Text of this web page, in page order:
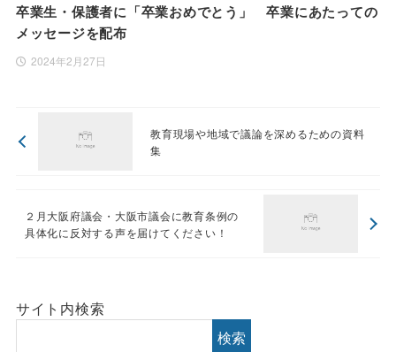
卒業生・保護者に「卒業おめでとう」 卒業にあたっての
メッセージを配布
2024年2月27日
教育現場や地域で議論を深めるための資料
集
２月大阪府議会・大阪市議会に教育条例の
具体化に反対する声を届けてください！
サイト内検索
検索